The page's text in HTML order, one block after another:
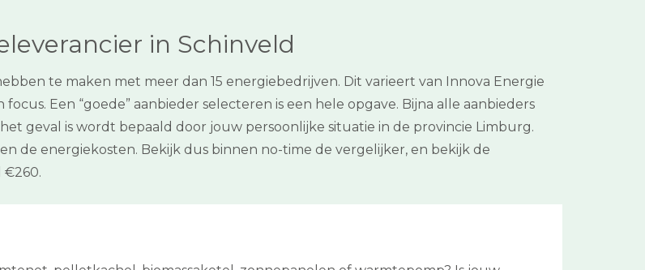
in Schinveld
te maken met meer dan 15 energiebedrijven. Dit varieert van Innova Energie
Een “goede” aanbieder selecteren is een hele opgave. Bijna alle aanbieders
geval is wordt bepaald door jouw persoonlijke situatie in de provincie Limburg.
de energiekosten. Bekijk dus binnen no-time de vergelijker, en bekijk de